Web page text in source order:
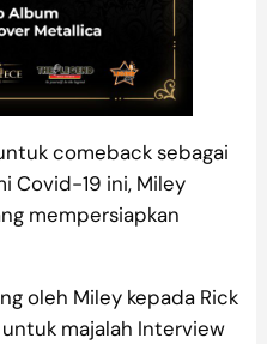
comeback sebagai
Covid-19 ini, Miley
mempersiapkan
oleh Miley kepada Rick
majalah Interview